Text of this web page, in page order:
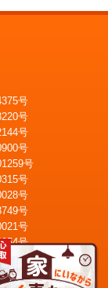
ール査定
号
号
号
号
号
号
号
号
号
号
Inc.